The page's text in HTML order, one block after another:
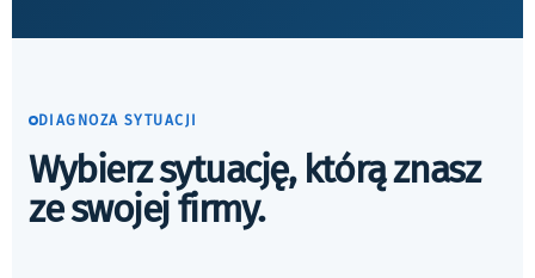
DIAGNOZA SYTUACJI
Wybierz sytuację, którą znasz
ze swojej firmy.